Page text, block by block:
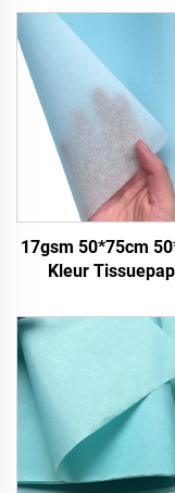
17gsm 50*75cm
Kleur
Papier voor
Verpakkingspapier